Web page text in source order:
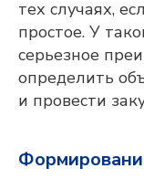
тех случаях,
простое. У
серьезное
определить
и провести